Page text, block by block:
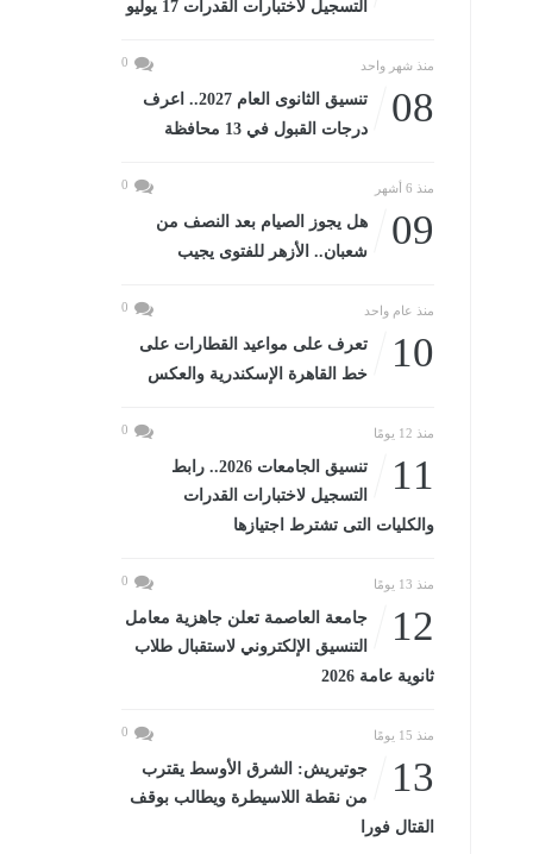
التسجيل لاختبارات القدرات 17 يوليو
منذ شهر واحد 0
08
تنسيق الثانوى العام 2027.. اعرف
درجات القبول في 13 محافظة
منذ 6 أشهر 0
09
هل يجوز الصيام بعد النصف من
شعبان.. الأزهر للفتوى يجيب
منذ عام واحد 0
10
تعرف على مواعيد القطارات على
خط القاهرة الإسكندرية والعكس
منذ 12 يومًا 0
11
تنسيق الجامعات 2026.. رابط
التسجيل لاختبارات القدرات
والكليات التى تشترط اجتيازها
منذ 13 يومًا 0
12
جامعة العاصمة تعلن جاهزية معامل
التنسيق الإلكتروني لاستقبال طلاب
ثانوية عامة 2026
منذ 15 يومًا 0
13
جوتيريش: الشرق الأوسط يقترب
من نقطة اللاسيطرة ويطالب بوقف
القتال فورا